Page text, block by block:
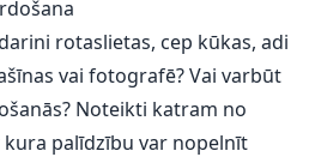
rotaslietas, cep kūkas, adi
vai fotografē? Vai varbūt
Noteikti katram no
palīdzību var nopelnīt